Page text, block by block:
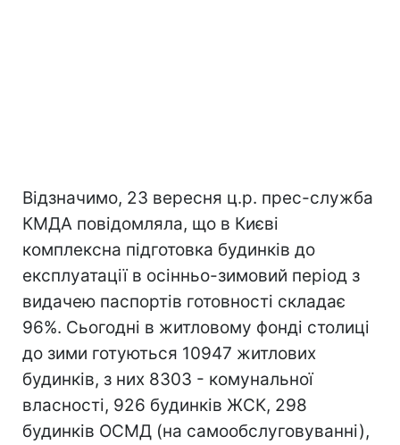
Відзначимо, 23 вересня ц.р. прес-служба
КМДА повідомляла, що в Києві
комплексна підготовка будинків до
експлуатації в осінньо-зимовий період з
видачею паспортів готовності складає
96%. Сьогодні в житловому фонді столиці
до зими готуються 10947 житлових
будинків, з них 8303 - комунальної
власності, 926 будинків ЖСК, 298
будинків ОСМД (на самообслуговуванні),